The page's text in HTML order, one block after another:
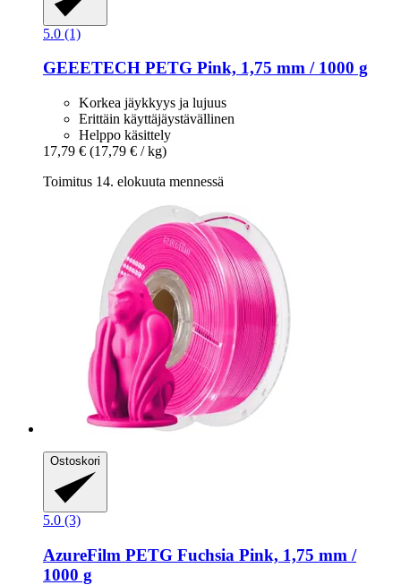
5.0 (1)
GEEETECH PETG Pink, 1,75 mm / 1000 g
Korkea jäykkyys ja lujuus
Erittäin käyttäjäystävällinen
Helppo käsittely
17,79 € (17,79 € / kg)
Toimitus 14. elokuuta mennessä
Ostoskori
5.0 (3)
AzureFilm PETG Fuchsia Pink, 1,75 mm /
1000 g